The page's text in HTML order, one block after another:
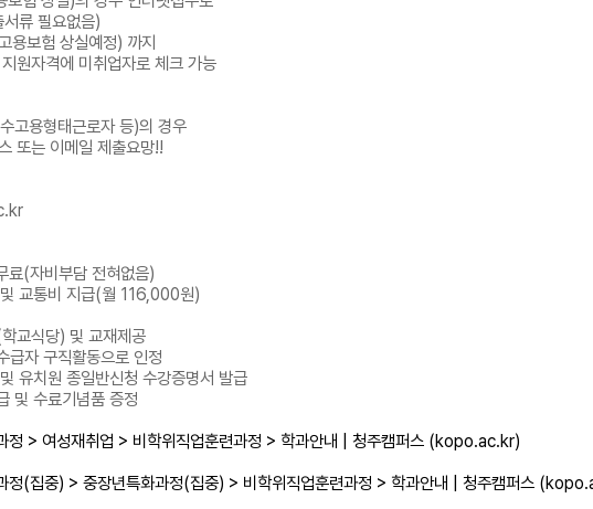
류 필요없음)
용보험 상실예정) 까지
원자격에 미취업자로 체크 가능
고용형태근로자 등)의 경우
또는 이메일 제출요망!!
(자비부담 전혀없음)
지급(월 116,000원)
당) 및 교재제공
직활동으로 인정
종일반신청 수강증명서 발급
료기념품 증정
정 > 여성재취업 > 비학위직업훈련과정 > 학과안내 | 청주캠퍼스 (kopo.ac.kr)
정(집중) > 중장년특화과정(집중) > 비학위직업훈련과정 > 학과안내 | 청주캠퍼스